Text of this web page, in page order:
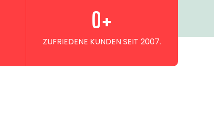
ZUFRIEDENE KUNDEN SEIT 2007.
0+